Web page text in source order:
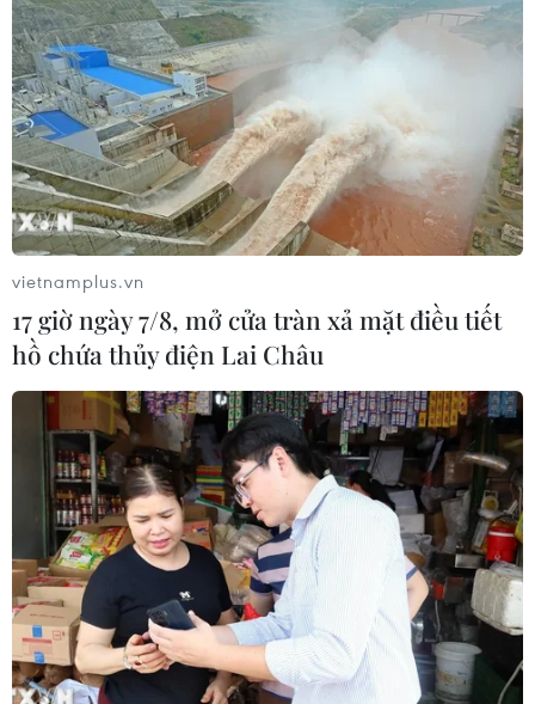
vietnamplus.vn
17 giờ ngày 7/8, mở cửa tràn xả mặt điều tiết
hồ chứa thủy điện Lai Châu